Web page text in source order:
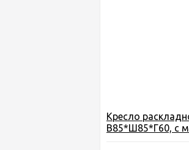
Кресло
В85*Ш85*Г60, с